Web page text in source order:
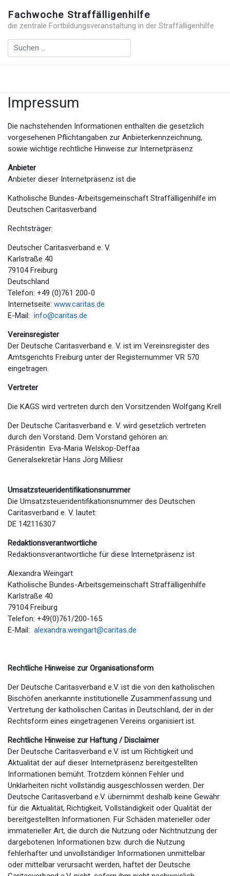
Fachwoche Straffälligenhilfe
die zentrale Fortbildungsveranstaltung in der Straffälligenhilfe
Impressum
Die nachstehenden Informationen enthalten die gesetzlich
vorgesehenen Pflichtangaben zur Anbieterkennzeichnung,
sowie wichtige rechtliche Hinweise zur Internetpräsenz
Anbieter
Anbieter dieser Internetpräsenz ist die
Katholische Bundes-Arbeitsgemeinschaft Straffälligenhilfe im
Deutschen Caritasverband
Rechtsträger:
Deutscher Caritasverband e. V.
Karlstraße 40
79104 Freiburg
Deutschland
Telefon: +49 (0)761 200-0
Internetseite: www.caritas.de
E-Mail: info@caritas.de
Vereinsregister
Der Deutsche Caritasverband e. V. ist im Vereinsregister des
Amtsgerichts Freiburg unter der Registernummer VR 570
eingetragen.
Vertreter
Die KAGS wird vertreten durch den Vorsitzenden Wolfgang Krell
Der Deutsche Caritasverband e. V. wird gesetzlich vertreten
durch den Vorstand. Dem Vorstand gehören an:
Präsidentin Eva-Maria Welskop-Deffaa
Generalsekretär Hans Jörg Milliesr
Umsatzsteueridentifikationsnummer
Die Umsatzsteueridentifikationsnummer des Deutschen
Caritasverband e. V. lautet:
DE 142116307
Redaktionsverantwortliche
Redaktionsverantwortliche für diese Internetpräsenz ist
Alexandra Weingart
Katholische Bundes-Arbeitsgemeinschaft Straffälligenhilfe
Karlstraße 40
79104 Freiburg
Telefon: +49(0)761/200-165
E-Mail: alexandra.weingart@caritas.de
Rechtliche Hinweise zur Organisationsform
Der Deutsche Caritasverband e.V. ist die von den katholischen
Bischöfen anerkannte institutionelle Zusammenfassung und
Vertretung der katholischen Caritas in Deutschland, der in der
Rechtsform eines eingetragenen Vereins organisiert ist.
Rechtliche Hinweise zur Haftung / Disclaimer
Der Deutsche Caritasverband e.V. ist um Richtigkeit und
Aktualität der auf dieser Internetpräsenz bereitgestellten
Informationen bemüht. Trotzdem können Fehler und
Unklarheiten nicht vollständig ausgeschlossen werden. Der
Deutsche Caritasverband e.V. übernimmt deshalb keine Gewähr
für die Aktualität, Richtigkeit, Vollständigkeit oder Qualität der
bereitgestellten Informationen. Für Schäden materieller oder
immaterieller Art, die durch die Nutzung oder Nichtnutzung der
dargebotenen Informationen bzw. durch die Nutzung
fehlerhafter und unvollständiger Informationen unmittelbar
oder mittelbar verursacht werden, haftet der Deutsche